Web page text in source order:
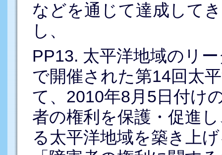
などを通じて達成して
し、
PP13. 太平洋地域のリ
で開催された第14回太
て、2010年8月5日付け
者の権利を保護・促進
る太平洋地域を築き上